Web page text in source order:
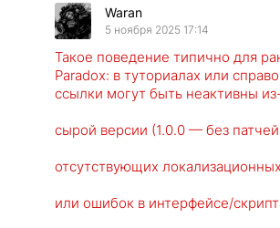
Waran
5 ноября 2025 17:14
Такое поведение типично для
Paradox: в туториалах или
ссылки могут быть неактивны
сырой версии (1.0.0 — без
отсутствующих
или ошибок в интерфейсе/